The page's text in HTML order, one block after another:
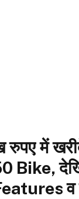
रुपए में
Bike,
व